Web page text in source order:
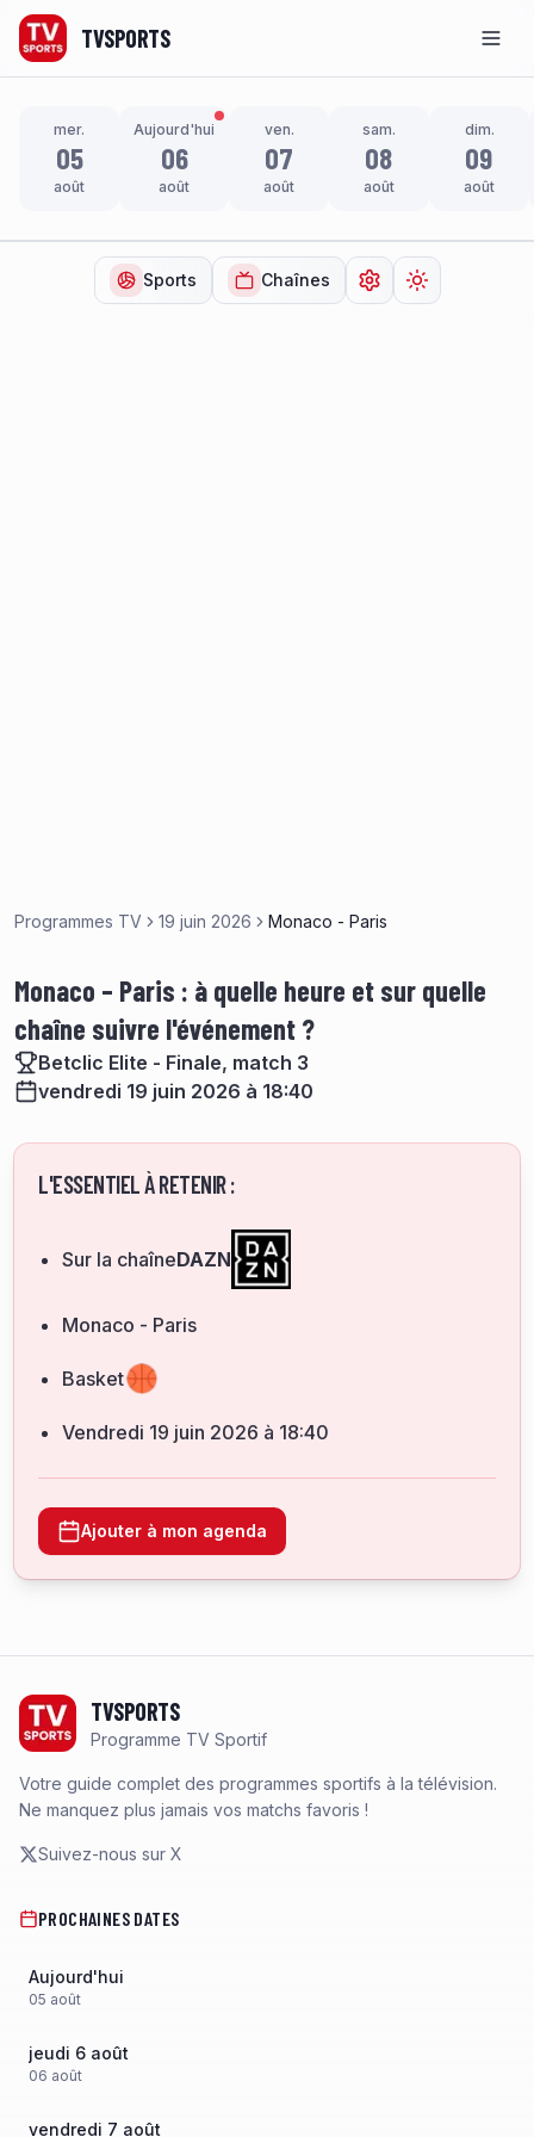
TVSPORTS
mer.
05
août
Aujourd'hui
06
août
ven.
07
août
sam.
08
août
dim.
09
août
Sports Chaînes Ouvrir lesChanger de
Programmes TV 19 juin 2026 Monaco - Paris
Monaco – Paris : à quelle heure et sur quelle
chaîne suivre l'événement ?
Betclic Elite - Finale, match 3
vendredi 19 juin 2026 à 18:40
L'ESSENTIEL À RETENIR :
Sur la chaîneDAZN
Monaco - Paris
Basket
vendredi 19 juin 2026 à 18:40
Ajouter à mon agenda
TVSPORTS
Programme TV Sportif
Votre guide complet des programmes sportifs à la télévision.
Ne manquez plus jamais vos matchs favoris !
Suivez-nous sur X
PROCHAINES DATES
Aujourd'hui
05 août
jeudi 6 août
06 août
vendredi 7 août